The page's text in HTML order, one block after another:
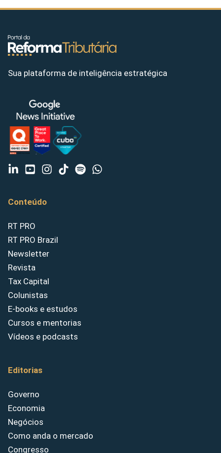
Sua plataforma de inteligência estratégica
Conteúdo
RT PRO
RT PRO Brazil
Newsletter
Revista
Tax Capital
Colunistas
E-books e estudos
Cursos e mentorias
Vídeos e podcasts
Editorias
Governo
Economia
Negócios
Como anda o mercado
Congresso